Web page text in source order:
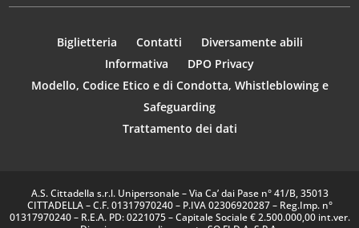
Biglietteria Contatti
Diversamente abili
Informativa
DPO Privacy
Modello, Codice Etico e di Condotta, Whistleblowing e
Safeguarding
Trattamento dei dati
A.S. Cittadella s.r.l. Unipersonale – Via Ca’ dai Pase n° 41/B, 35013
CITTADELLA – C.F. 01317970240 – P.IVA 02306920287 – Reg.Imp. n°
01317970240 – R.E.A. PD: 0221075 – Capitale Sociale € 2.500.000,00 int.ver.